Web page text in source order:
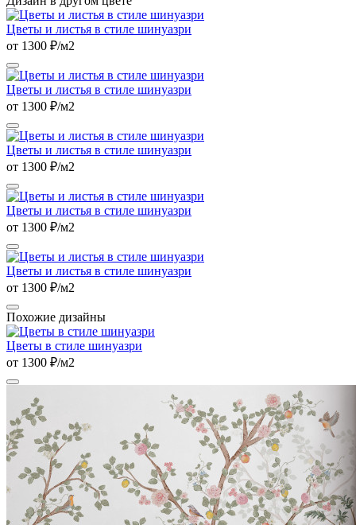
Цветы и листья в стиле шинуазри
от 1300 ₽/м2
Цветы и листья в стиле шинуазри
от 1300 ₽/м2
Цветы и листья в стиле шинуазри
от 1300 ₽/м2
Цветы и листья в стиле шинуазри
от 1300 ₽/м2
Цветы и листья в стиле шинуазри
от 1300 ₽/м2
Похожие дизайны
Цветы в стиле шинуазри
от 1300 ₽/м2